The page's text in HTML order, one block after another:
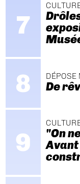
De
"On
Avant